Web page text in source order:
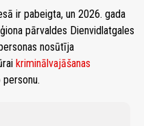
ir pabeigta, un 2026. gada
pārvaldes Dienvidlatgales
nosūtīja
kriminālvajāšanas